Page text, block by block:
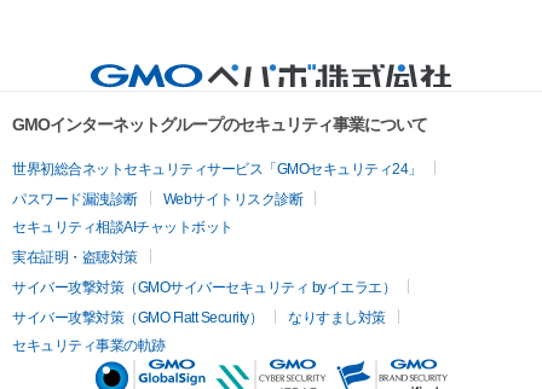
GMOインターネットグループのセキュリティ事業について
世界初総合ネットセキュリティサービス「GMOセキュリティ24」
パスワード漏洩診断
Webサイトリスク診断
セキュリティ相談AIチャットボット
実在証明・盗聴対策
サイバー攻撃対策（GMOサイバーセキュリティ byイエラエ）
サイバー攻撃対策（GMO Flatt Security）
なりすまし対策
セキュリティ事業の軌跡